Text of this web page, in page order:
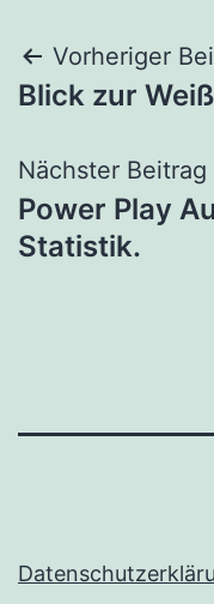
Vorheriger
Blick zur
Nächster Beitrag
Power Play
Statistik.